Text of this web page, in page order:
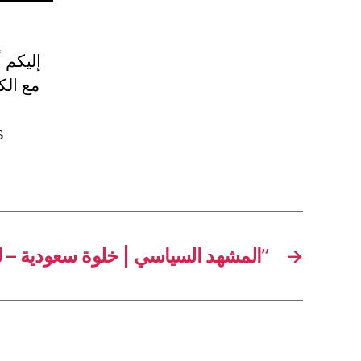
→ المشهد السياسي | خلوة سعودية – لبنانية “فيها حدود”